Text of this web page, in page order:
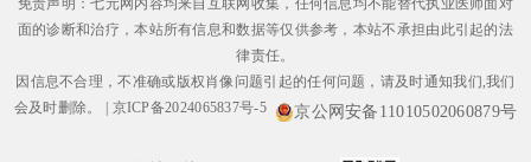
免责声明：七元网内容均来自互联网收集，任何信息均不能替代执业医师面对
面的诊断和治疗，本站所有信息和数据等仅供参考，本站不承担由此引起的法
律责任。
因信息不合理，不准确或版权肖像问题引起的任何问题，请及时通知我们,我们
会及时删除。
京ICP备2024065837号-5 京公网安备11010502060879号